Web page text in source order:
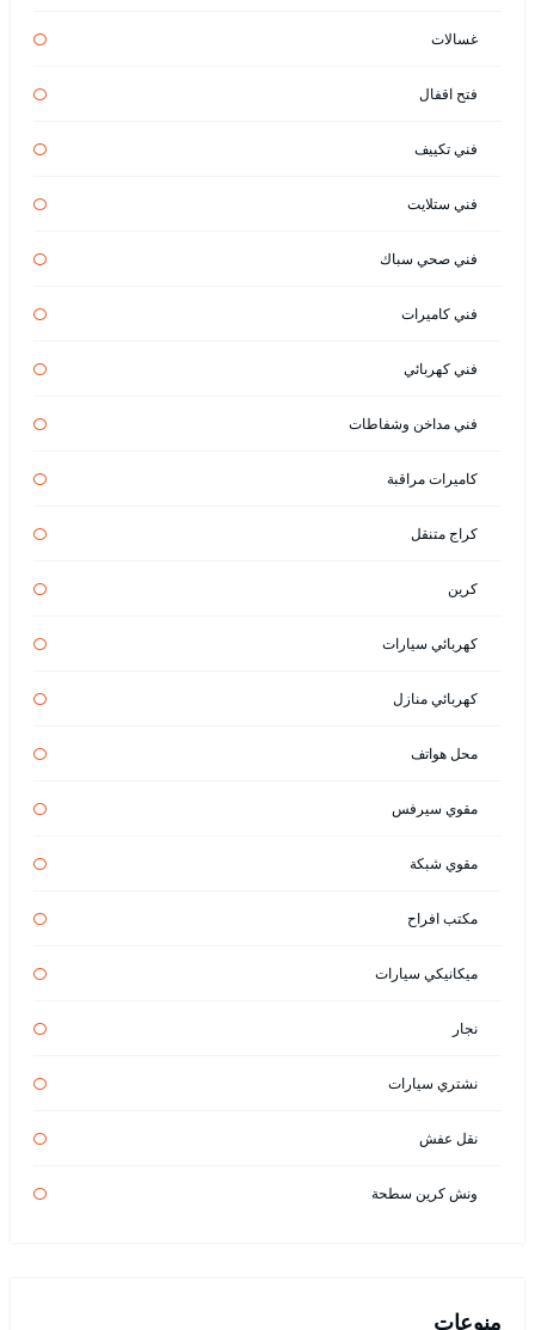
غسالات
فتح اقفال
فني تكييف
فني ستلايت
فني صحي سباك
فني كاميرات
فني كهربائي
فني مداخن وشفاطات
كاميرات مراقبة
كراج متنقل
كرين
كهربائي سيارات
كهربائي منازل
محل هواتف
مقوي سيرفس
مقوي شبكة
مكتب افراح
ميكانيكي سيارات
نجار
نشتري سيارات
نقل عفش
ونش كرين سطحة
منوعات